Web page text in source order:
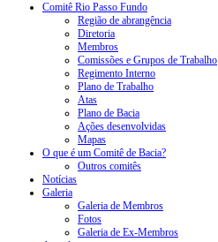
Comitê Rio Passo Fundo
Região de abrangência
Diretoria
Membros
Comissões e Grupos de Trabalho
Regimento Interno
Plano de Trabalho
Atas
Plano de Bacia
Ações desenvolvidas
Mapas
O que é um Comitê de Bacia?
Outros comitês
Notícias
Galeria
Galeria de Membros
Fotos
Galeria de Ex-Membros